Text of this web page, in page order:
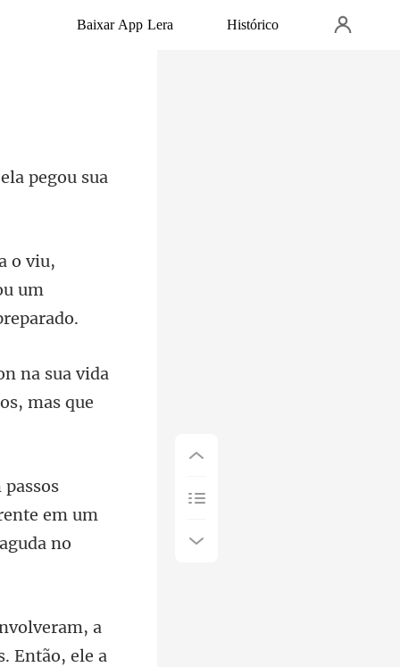
Baixar App Lera Histórico
pegou sua
iu,
um
na sua vida
em um
, a
Entã